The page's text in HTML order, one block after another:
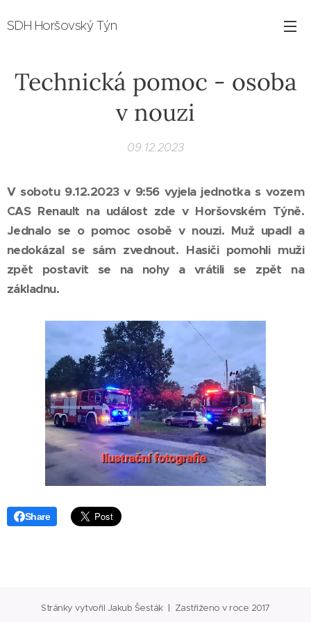
SDH Horšovský Týn
Technická pomoc - osoba
v nouzi
09.12.2023
V sobotu 9.12.2023 v 9:56 vyjela jednotka s vozem
CAS Renault na událost zde v Horšovském Týně.
Jednalo se o pomoc osobě v nouzi. Muž upadl a
nedokázal se sám zvednout. Hasiči pomohli muži
zpět postavit se na nohy a vrátili se zpět na
základnu.
Share
Stránky vytvořil Jakub Šesták | Zastřiženo v roce 2017